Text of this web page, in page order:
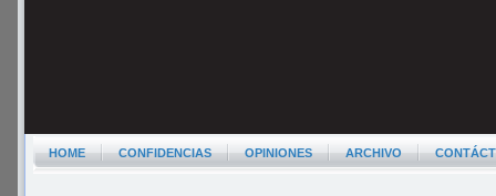
HOME CONFIDENCIAS OPINIONES ARCHIVO